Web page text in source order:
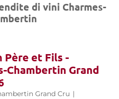
di vini Charmes-
Père et Fils -
Chambertin Grand
Grand Cru |